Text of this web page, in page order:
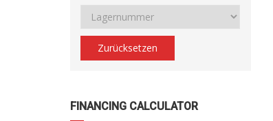
Zurücksetzen
FINANCING CALCULATOR